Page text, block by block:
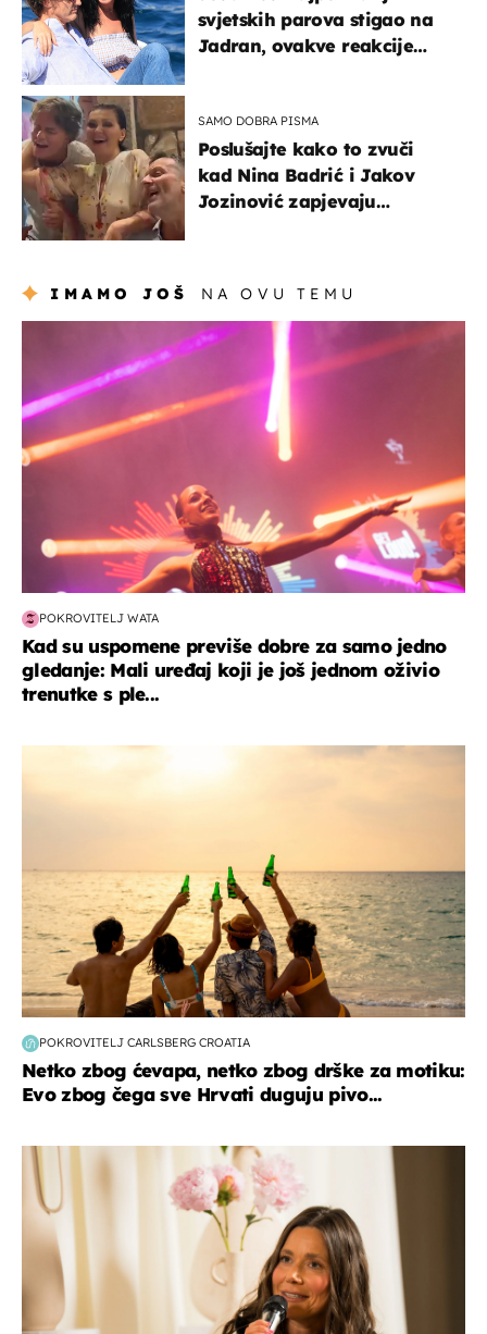
svjetskih parova stigao na
Jadran, ovakve reakcije
SAMO DOBRA PISMA
Poslušajte kako to zvuči
kad Nina Badrić i Jakov
Jozinović zapjevaju
IMAMO JOŠ NA OVU TEMU
POKROVITELJ WATA
Kad su uspomene previše dobre za samo jedno
gledanje: Mali uređaj koji je još jednom oživio
trenutke s ple...
POKROVITELJ CARLSBERG CROATIA
Netko zbog ćevapa, netko zbog drške za motiku:
Evo zbog čega sve Hrvati duguju pivo...
moda & ljepota